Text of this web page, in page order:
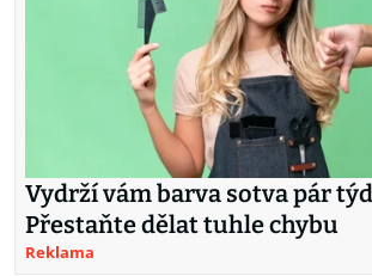
Vydrží vám barva sotva pár
Přestaňte dělat tuhle chybu
Reklama